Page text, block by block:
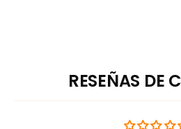
RESEÑAS DE